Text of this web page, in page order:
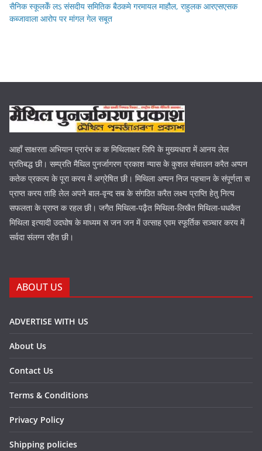
सैनिक स्कूलकेँ लऽ संसदीय समितिक बैठकमे गरमायल माहौल, राहुलक आरएसएसक
कब्जावाला आरोप पर मांगल गेल सबूत
आहाँ साक्षरता अभियान प्रारंभ क क मिथिलाक्षर लिपि के मुख्यधारा में आनय लेल
प्रतिबद्ध छी। सम्प्रति मैथिल पुनर्जागरण प्रकाश न्यास के कुशल संचालन करैत अप्पन
कतेक प्रकल्प के पूरा करय में अग्रेषित छी। मिथिला अप्पन निज पहचान के संपूर्णता स
प्राप्त करय ताहि लेल अपने बाल-वृन्द सब के संगठित करैत लक्ष्य प्राप्ति हेतु नित्य
सफलता के प्राप्त क रहल छी। जगैत मिथिला-पढ़ैत मिथिला-लिखैत मिथिला-धधकैत
मिथिला इत्यादी उदघोष के माध्यम स जन जन में उत्साह एवम स्फूर्तिक सञ्चार करय में
सर्वदा संलग्न रहैत छी।
ABOUT US
ADVERTISE WITH US
About Us
Contact Us
Terms & Conditions
Privacy Policy
Shipping policies